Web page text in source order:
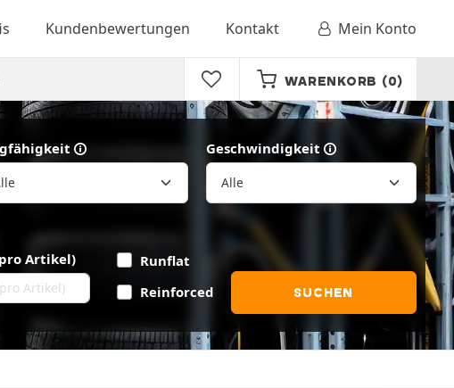
Kundenbewertungen Kontakt Mein Konto
WARENKORB (0)
Geschwindigkeit
Artikel)
Runflat
Reinforced
SUCHEN